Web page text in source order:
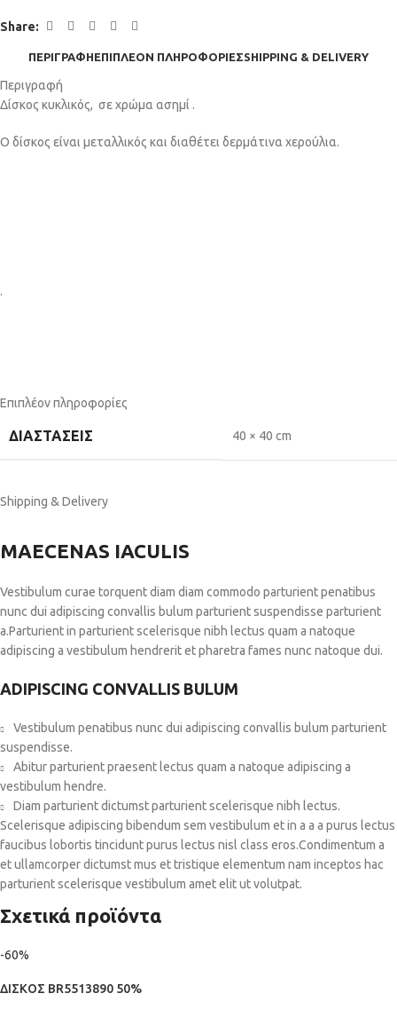
Share:
ΠΕΡΙΓΡΑΦΉΕΠΙΠΛΈΟΝ ΠΛΗΡΟΦΟΡΊΕΣSHIPPING & DELIVERY
Περιγραφή
Δίσκος κυκλικός, σε χρώμα ασημί .
Ο δίσκος είναι μεταλλικός και διαθέτει δερμάτινα χερούλια.
.
Επιπλέον πληροφορίες
ΔΙΑΣΤΆΣΕΙΣ 40 × 40 cm
Shipping & Delivery
MAECENAS IACULIS
Vestibulum curae torquent diam diam commodo parturient penatibus
nunc dui adipiscing convallis bulum parturient suspendisse parturient
a.Parturient in parturient scelerisque nibh lectus quam a natoque
adipiscing a vestibulum hendrerit et pharetra fames nunc natoque dui.
ADIPISCING CONVALLIS BULUM
Vestibulum penatibus nunc dui adipiscing convallis bulum parturient
suspendisse.
Abitur parturient praesent lectus quam a natoque adipiscing a
vestibulum hendre.
Diam parturient dictumst parturient scelerisque nibh lectus.
Scelerisque adipiscing bibendum sem vestibulum et in a a a purus lectus
faucibus lobortis tincidunt purus lectus nisl class eros.Condimentum a
et ullamcorper dictumst mus et tristique elementum nam inceptos hac
parturient scelerisque vestibulum amet elit ut volutpat.
Σχετικά προϊόντα
-60%
ΔΙΣΚΟΣ BR5513890 50%